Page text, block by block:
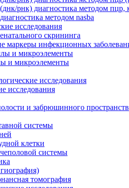
рнк) диагностика методом пцр,
методом nasba
исследования
скрининга
маркеры инфекционных
и микроэлементы
и микроэлементы
исследования
исследования
и забрюшинного
системы
клетки
системы
томография